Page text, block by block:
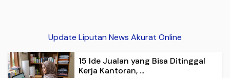
Update Liputan News Akurat Online
15 Ide Jualan yang Bisa Ditinggal
Kerja Kantoran, ...